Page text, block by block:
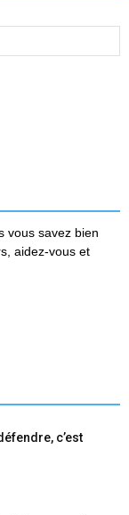
vous savez bien
aidez-vous et
c’est